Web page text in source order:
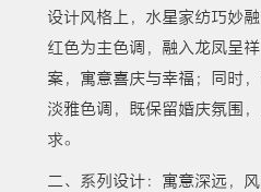
设计风格上，水星家纺巧妙
红色为主色调，融入龙凤呈
案，寓意喜庆与幸福；同时
淡雅色调，既保留婚庆氛围
求。
二、系列设计：寓意深远，